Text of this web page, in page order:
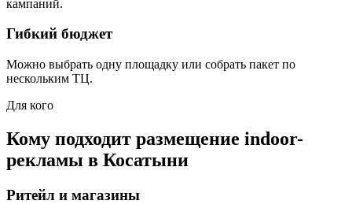
кампаний.
Гибкий бюджет
Можно выбрать одну площадку или собрать пакет по
нескольким ТЦ.
Для кого
Кому подходит размещение indoor-
рекламы в Косатыни
Ритейл и магазины